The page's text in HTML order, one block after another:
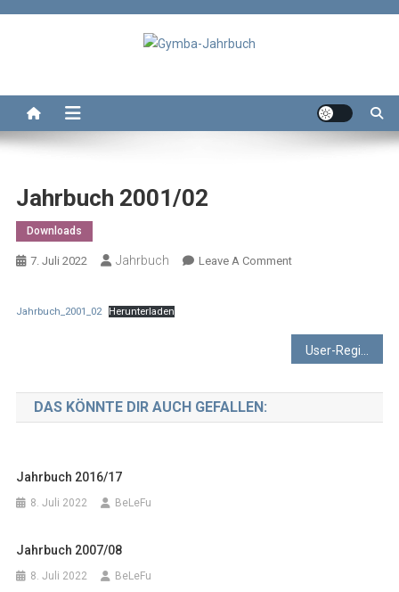
Jahrbuch 2001/02
Downloads
7. Juli 2022 Jahrbuch Leave A CommentOn
Jahrbuch_2001_02 Herunterladen
DAS KÖNNTE DIR AUCH GEFALLEN:
Jahrbuch 2016/17
8. Juli 2022 BeLeFu
Jahrbuch 2007/08
8. Juli 2022 BeLeFu